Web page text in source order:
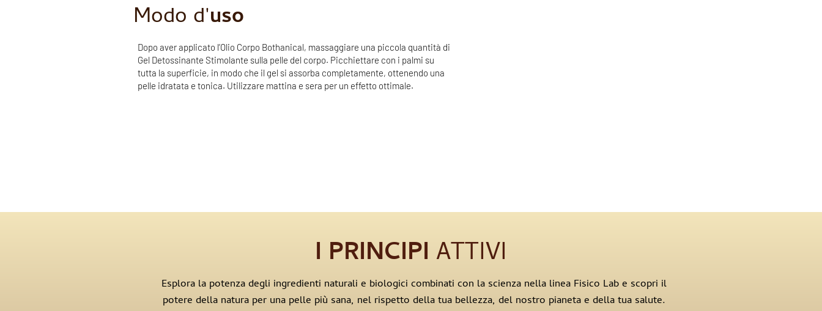
Modo d'uso
Dopo aver applicato l’Olio Corpo Bothanical, massaggiare una piccola quantità di
Gel Detossinante Stimolante sulla pelle del corpo. Picchiettare con i palmi su
tutta la superficie, in modo che il gel si assorba completamente, ottenendo una
pelle idratata e tonica. Utilizzare mattina e sera per un effetto ottimale.
I PRINCIPI ATTIVI
Esplora la potenza degli ingredienti naturali e biologici combinati con la scienza nella linea Fisico Lab e scopri il
potere della natura per una pelle più sana, nel rispetto della tua bellezza, del nostro pianeta e della tua salute.